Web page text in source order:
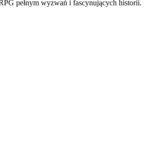
pełnym wyzwań i fascynujących historii.